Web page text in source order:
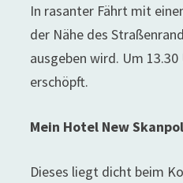
In rasanter Fährt mit
der Nähe des
ausgeben wird. Um
erschöpft.
Mein Hotel New Skanpol
Dieses liegt dicht beim